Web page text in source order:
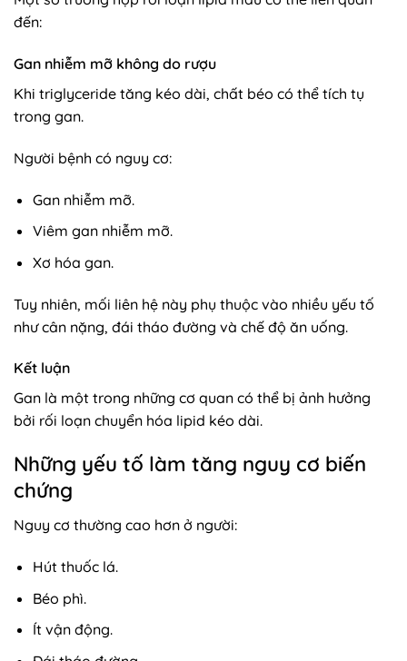
đến:
Gan nhiễm mỡ không do rượu
Khi triglyceride tăng kéo dài, chất béo có thể tích tụ
trong gan.
Người bệnh có nguy cơ:
Gan nhiễm mỡ.
Viêm gan nhiễm mỡ.
Xơ hóa gan.
Tuy nhiên, mối liên hệ này phụ thuộc vào nhiều yếu tố
như cân nặng, đái tháo đường và chế độ ăn uống.
Kết luận
Gan là một trong những cơ quan có thể bị ảnh hưởng
bởi rối loạn chuyển hóa lipid kéo dài.
Những yếu tố làm tăng nguy cơ biến
chứng
Nguy cơ thường cao hơn ở người:
Hút thuốc lá.
Béo phì.
Ít vận động.